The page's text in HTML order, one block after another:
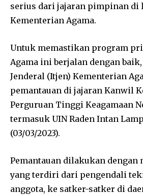
serius dari jajaran pimpinan di
Kementerian Agama.
Untuk memastikan program
Agama ini berjalan dengan
Jenderal (Itjen) Kementerian
pemantauan di jajaran Kanwil
Perguruan Tinggi Keagamaan
termasuk UIN Raden Intan
(03/03/2023).
Pemantauan dilakukan dengan
yang terdiri dari pengendali
anggota, ke satker-satker di